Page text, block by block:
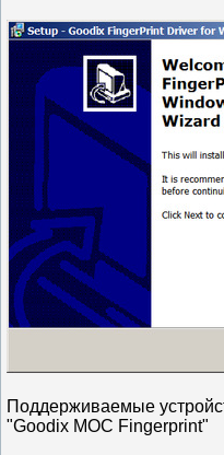
Поддерживаемые
"Goodix MOC Fingerprint"